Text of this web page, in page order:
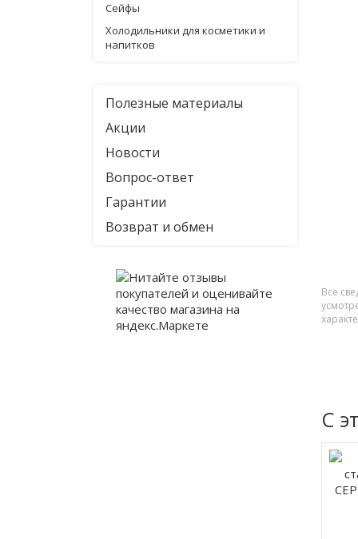
Сейфы
Холодильники для косметики и
напитков
Полезные материалы
Акции
Новости
Вопрос-ответ
Гарантии
Возврат и обмен
Все
С